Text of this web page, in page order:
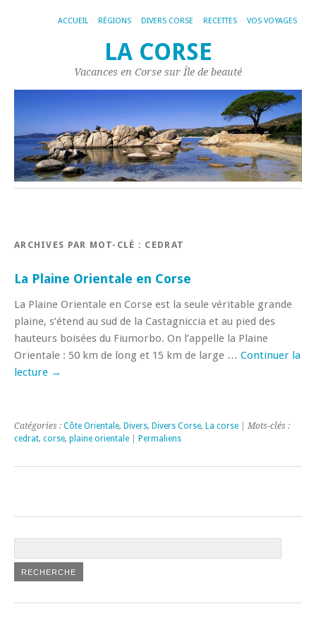
ACCUEIL RÉGIONS DIVERS CORSE RECETTES VOS VOYAGES
LA CORSE
Vacances en Corse sur Île de beauté
ARCHIVES PAR MOT-CLÉ : CEDRAT
La Plaine Orientale en Corse
La Plaine Orientale en Corse est la seule véritable grande
plaine, s’étend au sud de la Castagniccia et au pied des
hauteurs boisées du Fiumorbo. On l’appelle la Plaine
Orientale : 50 km de long et 15 km de large … Continuer la
lecture →
Catégories : Côte Orientale, Divers, Divers Corse, La corse | Mots-clés :
cedrat, corse, plaine orientale Permaliens